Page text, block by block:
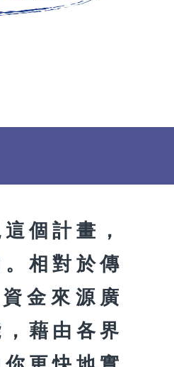
個計畫，
相對於傳
金來源廣
藉由各界